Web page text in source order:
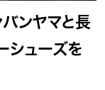
バンヤマと長
シューズを